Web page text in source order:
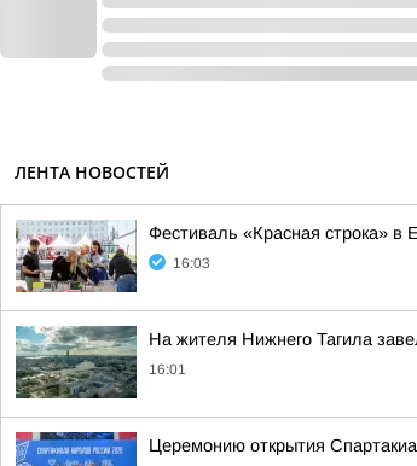
ЛЕНТА НОВОСТЕЙ
Фестиваль «Красная строка» в
16:03
На жителя Нижнего Тагила
16:01
Церемонию открытия